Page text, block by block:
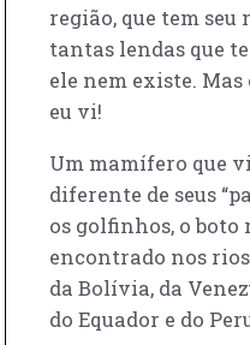
região, que tem
tantas lendas que
ele nem existe. Mas
eu vi!
Um mamífero que
diferente de seus
os golfinhos, o boto
encontrado nos
da Bolívia, da
do Equador e do